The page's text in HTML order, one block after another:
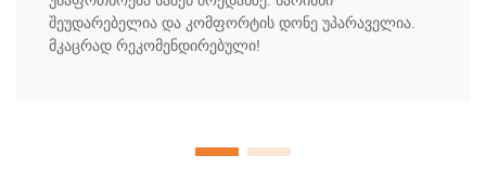
შეუდარებელია და კომფორტის დონე უპარაველია.
მკაცრად რეკომენდირებული!